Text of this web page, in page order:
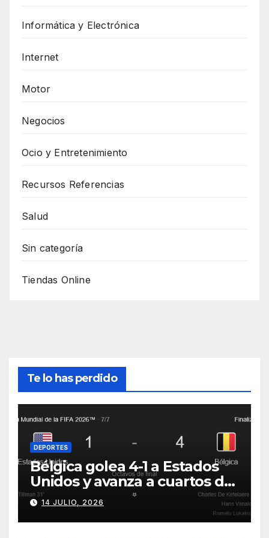
Informática y Electrónica
Internet
Motor
Negocios
Ocio y Entretenimiento
Recursos Referencias
Salud
Sin categoría
Tiendas Online
Te lo has perdido
DEPORTES
Bélgica golea 4-1 a Estados
Unidos y avanza a cuartos del
Mundial 2026
14 JULIO, 2026